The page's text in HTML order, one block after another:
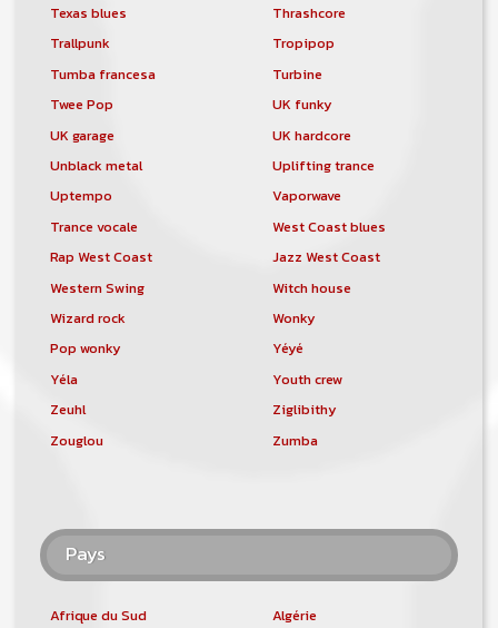
Texas blues
Thrashcore
Trallpunk
Tropipop
Tumba francesa
Turbine
Twee Pop
UK funky
UK garage
UK hardcore
Unblack metal
Uplifting trance
Uptempo
Vaporwave
Trance vocale
West Coast blues
Rap West Coast
Jazz West Coast
Western Swing
Witch house
Wizard rock
Wonky
Pop wonky
Yéyé
Yéla
Youth crew
Zeuhl
Ziglibithy
Zouglou
Zumba
Pays
Afrique du Sud
Algérie